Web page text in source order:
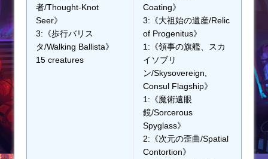
者/Thought-Knot
Seer》
3:《歩行バリス
タ/Walking Ballista》
15 creatures
Coating》
3:《大祖始の遺産/Relic
of Progenitus》
1:《領事の旗艦、スカ
イソブリ
ン/Skysovereign,
Consul Flagship》
1:《魔術遠眼
鏡/Sorcerous
Spyglass》
2:《次元の歪曲/Spatial
Contortion》